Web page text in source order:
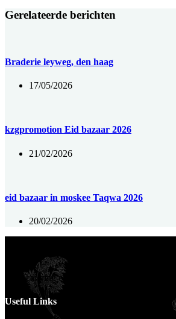
Gerelateerde berichten
Braderie leyweg, den haag
17/05/2026
kzgpromotion Eid bazaar 2026
21/02/2026
eid bazaar in moskee Taqwa 2026
20/02/2026
Voor catering opgeven 30 dagen van te voren.
Useful Links